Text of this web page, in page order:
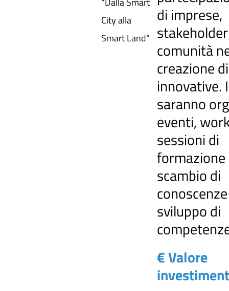
City alla
Smart Land”
di imprese,
comunità
creazione
innovative.
saranno
eventi,
sessioni di
scambio di
sviluppo di
€ Valore